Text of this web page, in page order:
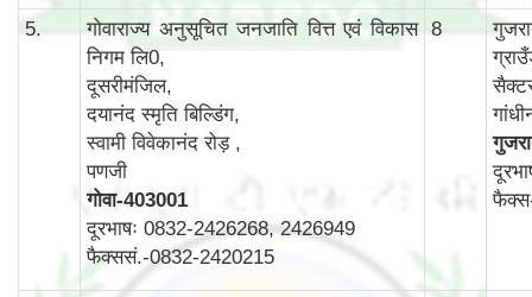
5.
गोवाराज्य अनुसूचित जनजाति वित्त एवं विकास
निगम लि0,
दूसरीमंजिल,
दयानंद स्मृति बिल्डिंग,
स्वामी विवेकानंद रोड़ ,
पणजी
गोवा-403001
दूरभाषः 0832-2426268, 2426949
फैक्ससं.-0832-2420215
8